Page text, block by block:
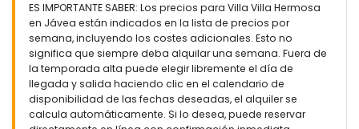
baño con lavabo individual, bañera, ducha y inodoro
baño con doble lavabo, combinación de bañera/ducha,
inodoro y secador de pelo
Exterior de la villa
parcela cerrada
piscina privada de 12m x 6m y 2m de profundidad
maravilloso jardín con césped, grava, árboles y mobiliario
ES IMPORTANTE SABER: Los precios para Villa Villa Hermosa
en Jávea están indicados en la lista de precios por
semana, incluyendo los costes adicionales. Esto no
significa que siempre deba alquilar una semana. Fuera de
la temporada alta puede elegir libremente el día de
llegada y salida haciendo clic en el calendario de
disponibilidad de las fechas deseadas, el alquiler se
calcula automáticamente. Si lo desea, puede reservar